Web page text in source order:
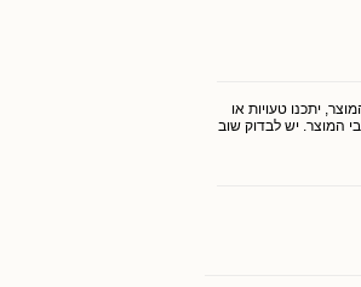
יתכנו טעויות או
המוצר. יש לבדוק שוב